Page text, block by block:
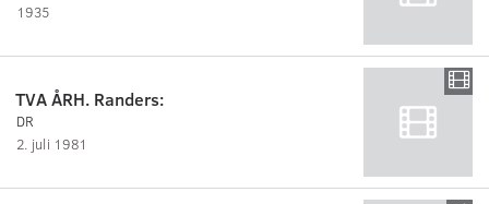
1935
TVA ÅRH. Randers:
DR
2. juli 1981